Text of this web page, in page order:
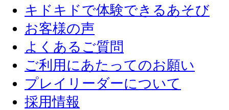
キドキドで体験できるあそび
お客様の声
よくあるご質問
ご利用にあたってのお願い
プレイリーダーについて
採用情報